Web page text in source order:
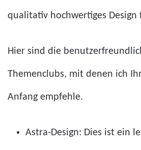
qualitativ hochwertiges Design
Hier sind die
Themenclubs, mit denen ich
Anfang empfehle.
Astra-Design: Dies ist ein